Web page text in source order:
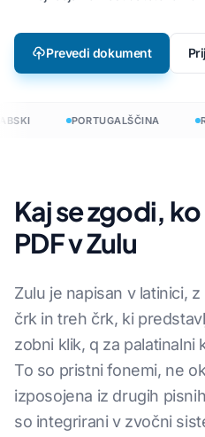
Prevedi dokument
PORTUGALŠČINA
Kaj se zgodi,
PDF v Zulu
Zulu je napisan v latinici,
črk in treh črk, ki
zobni klik, q za palatinalni
To so pristni fonemi, ne
izposojena iz drugih
so integrirani v zvočni